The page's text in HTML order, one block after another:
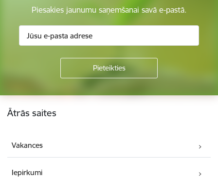
Piesakies jaunumu saņemšanai savā e-pastā.
Kājene
Ātrās saites
Vakances
Iepirkumi